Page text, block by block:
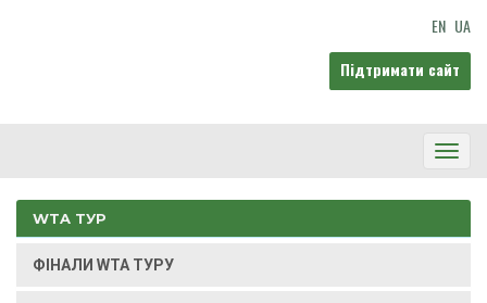
EN UA
Підтримати сайт
WTA ТУР
ФІНАЛИ WTA ТУРУ